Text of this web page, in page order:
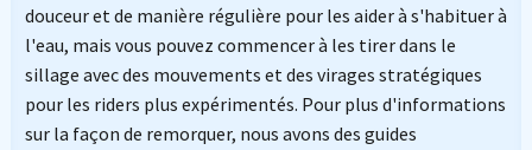
douceur et de manière régulière pour les aider à s'habituer à
l'eau, mais vous pouvez commencer à les tirer dans le
sillage avec des mouvements et des virages stratégiques
pour les riders plus expérimentés. Pour plus d'informations
sur la façon de remorquer, nous avons des guides